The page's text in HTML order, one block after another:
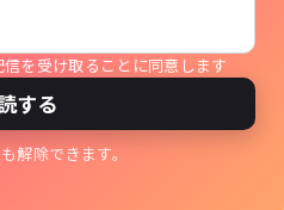
を受け取ることに同意します
する
解除できます。